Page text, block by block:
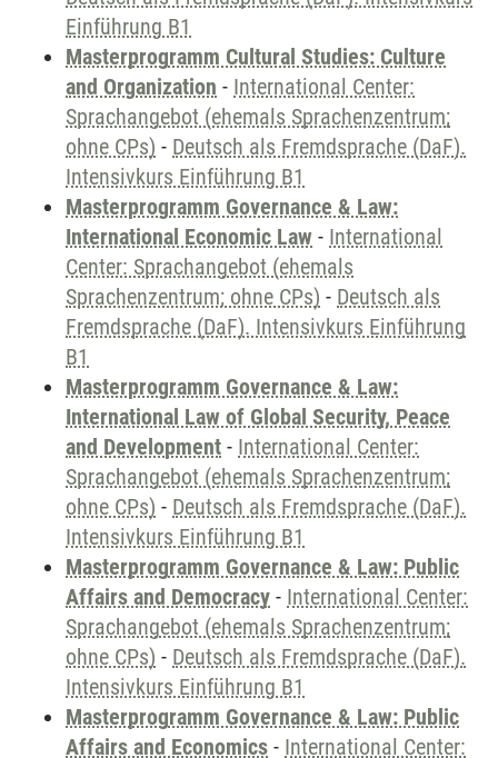
Einführung B1
Masterprogramm Cultural Studies: Culture
and Organization - International Center:
Sprachangebot (ehemals Sprachenzentrum;
ohne CPs) - Deutsch als Fremdsprache (DaF).
Intensivkurs Einführung B1
Masterprogramm Governance & Law:
International Economic Law - International
Center: Sprachangebot (ehemals
Sprachenzentrum; ohne CPs) - Deutsch als
Fremdsprache (DaF). Intensivkurs Einführung
B1
Masterprogramm Governance & Law:
International Law of Global Security, Peace
and Development - International Center:
Sprachangebot (ehemals Sprachenzentrum;
ohne CPs) - Deutsch als Fremdsprache (DaF).
Intensivkurs Einführung B1
Masterprogramm Governance & Law: Public
Affairs and Democracy - International Center:
Sprachangebot (ehemals Sprachenzentrum;
ohne CPs) - Deutsch als Fremdsprache (DaF).
Intensivkurs Einführung B1
Masterprogramm Governance & Law: Public
Affairs and Economics - International Center: